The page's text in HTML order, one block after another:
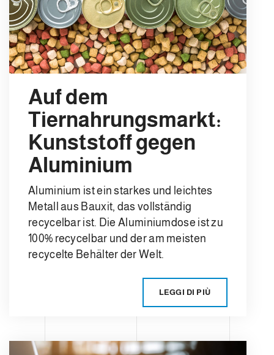
Auf dem
Tiernahrungsmarkt:
Kunststoff gegen
Aluminium
Aluminium ist ein starkes und leichtes
Metall aus Bauxit, das vollständig
recycelbar ist. Die Aluminiumdose ist zu
100% recycelbar und der am meisten
recycelte Behälter der Welt.
LEGGI DI PIÙ